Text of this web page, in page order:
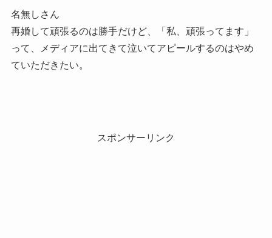
名無しさん
再婚して頑張るのは勝手だけど、「私、頑張ってます」
って、メディアに出てきて泣いてアピールするのはやめ
ていただきたい。
スポンサーリンク